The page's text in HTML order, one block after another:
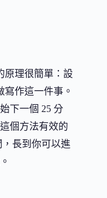
原理很簡單：設
寫作這一件事。
下一個 25 分
個方法有效的
長到你可以進